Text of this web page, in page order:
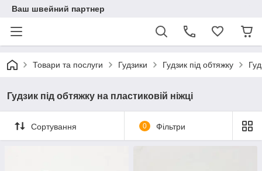
Ваш швейний партнер
Товари та послуги Гудзики Гудзик під обтяжку
Гудзик під обтяжку на пластиковій ніжці
Сортування 0 Фільтри